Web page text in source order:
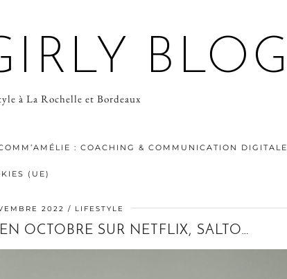
BLOG
à La Rochelle et Bordeaux
: COACHING & COMMUNICATION DIGITALE
(UE)
2022 LIFESTYLE
OCTOBRE SUR NETFLIX, SALTO…